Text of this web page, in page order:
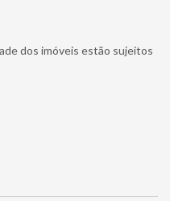
dos imóveis estão sujeitos